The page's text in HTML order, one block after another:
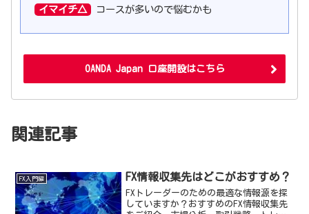
イマイチ△ コースが多いので悩むかも
OANDA Japan 口座開設はこちら
関連記事
FX入門編 FX情報収集先はどこがおすすめ？
FXトレーダーのための最適な情報源を探
していますか？おすすめのFX情報収集先